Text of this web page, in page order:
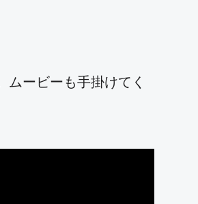
ービーも手掛けてく